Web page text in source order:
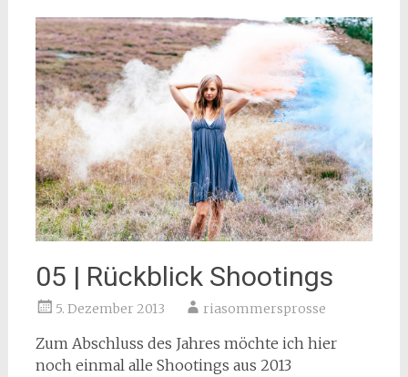
05 | Rückblick Shootings
5. Dezember 2013 riasommersprosse
Zum Abschluss des Jahres möchte ich hier
noch einmal alle Shootings aus 2013